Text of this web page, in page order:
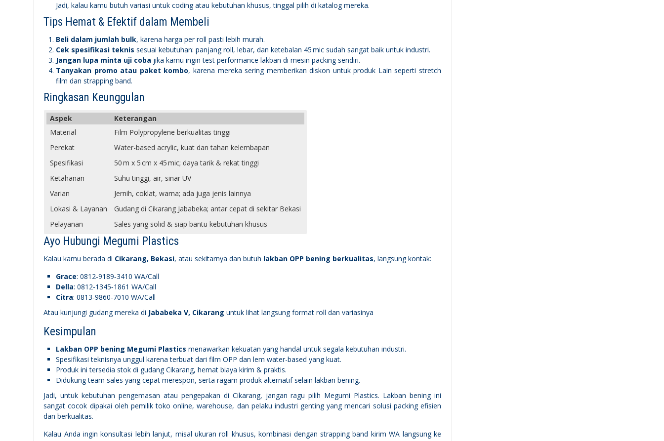
Jadi, kalau kamu butuh variasi untuk coding atau kebutuhan khusus, tinggal pilih di katalog mereka.
Tips Hemat & Efektif dalam Membeli
Beli dalam jumlah bulk, karena harga per roll pasti lebih murah.
Cek spesifikasi teknis sesuai kebutuhan: panjang roll, lebar, dan ketebalan 45 mic sudah sangat baik untuk industri.
Jangan lupa minta uji coba jika kamu ingin test performance lakban di mesin packing sendiri.
Tanyakan promo atau paket kombo, karena mereka sering memberikan diskon untuk produk Lain seperti stretch
film dan strapping band.
Ringkasan Keunggulan
Aspek
Keterangan
Material
Film Polypropylene berkualitas tinggi
Perekat
Water-based acrylic, kuat dan tahan kelembapan
Spesifikasi
50 m x 5 cm x 45 mic; daya tarik & rekat tinggi
Ketahanan
Suhu tinggi, air, sinar UV
Varian
Jernih, coklat, warna; ada juga jenis lainnya
Lokasi & Layanan
Gudang di Cikarang Jababeka; antar cepat di sekitar Bekasi
Pelayanan
Sales yang solid & siap bantu kebutuhan khusus
Ayo Hubungi Megumi Plastics
Kalau kamu berada di Cikarang, Bekasi, atau sekitarnya dan butuh lakban OPP bening berkualitas, langsung kontak:
Grace: 0812‑9189‑3410 WA/Call
Della: 0812‑1345‑1861 WA/Call
Citra: 0813‑9860‑7010 WA/Call
Atau kunjungi gudang mereka di Jababeka V, Cikarang untuk lihat langsung format roll dan variasinya
Kesimpulan
Lakban OPP bening Megumi Plastics menawarkan kekuatan yang handal untuk segala kebutuhan industri.
Spesifikasi teknisnya unggul karena terbuat dari film OPP dan lem water-based yang kuat.
Produk ini tersedia stok di gudang Cikarang, hemat biaya kirim & praktis.
Didukung team sales yang cepat merespon, serta ragam produk alternatif selain lakban bening.
Jadi, untuk kebutuhan pengemasan atau pengepakan di Cikarang, jangan ragu pilih Megumi Plastics. Lakban bening ini
sangat cocok dipakai oleh pemilik toko online, warehouse, dan pelaku industri genting yang mencari solusi packing efisien
dan berkualitas.
Kalau Anda ingin konsultasi lebih lanjut, misal ukuran roll khusus, kombinasi dengan strapping band kirim WA langsung ke